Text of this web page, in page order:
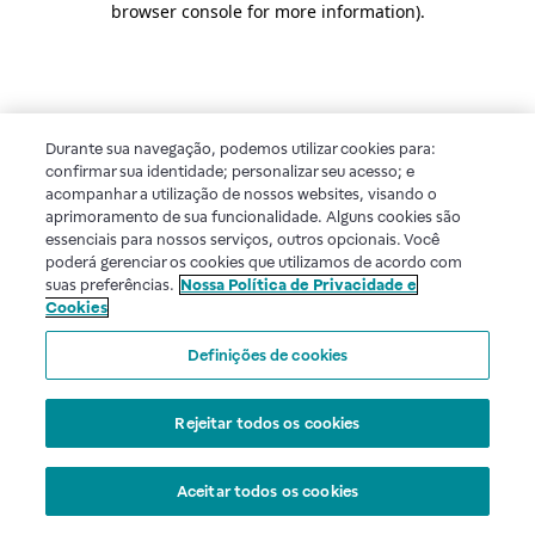
browser console for more information).
Durante sua navegação, podemos utilizar cookies para:
confirmar sua identidade; personalizar seu acesso; e
acompanhar a utilização de nossos websites, visando o
aprimoramento de sua funcionalidade. Alguns cookies são
essenciais para nossos serviços, outros opcionais. Você
poderá gerenciar os cookies que utilizamos de acordo com
suas preferências. Nossa Política de Privacidade e
Cookies
Definições de cookies
Rejeitar todos os cookies
Aceitar todos os cookies